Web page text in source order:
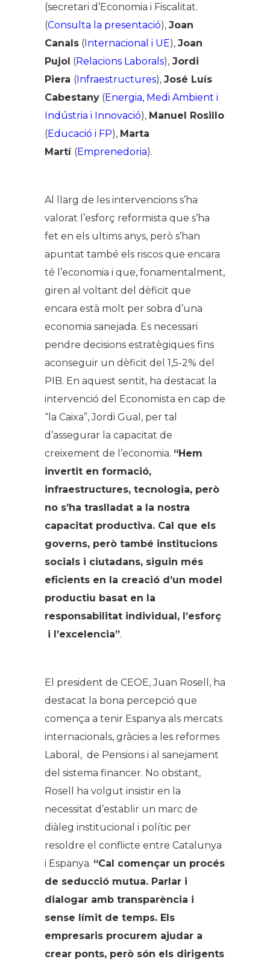
(secretari d’Economia i Fiscalitat.
(Consulta la presentació), Joan
Canals (Internacional i UE), Joan
Pujol (Relacions Laborals), Jordi
Piera (Infraestructures), José Luís
Cabestany (Energia, Medi Ambient i
Indústria i Innovació), Manuel Rosillo
(Educació i FP), Marta
Martí (Emprenedoria).
Al llarg de les intervencions s’ha
valorat l’esforç reformista que s’ha
fet en els ultims anys, però s’han
apuntat també els riscos que encara
té l’economia i que, fonamentalment,
giren al voltant del dèficit que
encara està molt per sobra d’una
economia sanejada. Es necessari
pendre decisions estratègiques fins
aconseguir un dèficit del 1,5-2% del
PIB. En aquest sentit, ha destacat la
intervenció del Economista en cap de
“la Caixa”, Jordi Gual, per tal
d’assegurar la capacitat de
creixement de l’economia. “Hem
invertit en formació,
infraestructures, tecnologia, però
no s’ha traslladat a la nostra
capacitat productiva. Cal que els
governs, però també institucions
socials i ciutadans, siguin més
eficients en la creació d’un model
productiu basat en la
responsabilitat individual, l’esforç
i l’excelencia”.
El president de CEOE, Juan Rosell, ha
destacat la bona percepció que
comença a tenir Espanya als mercats
internacionals, gràcies a les reformes
Laboral, de Pensions i al sanejament
del sistema financer. No obstant,
Rosell ha volgut insistir en la
necessitat d’establir un marc de
diàleg institucional i polític per
resoldre el conflicte entre Catalunya
i Espanya. “Cal començar un procés
de seducció mutua. Parlar i
dialogar amb transparència i
sense límit de temps. Els
empresaris procurem ajudar a
crear ponts, però són els dirigents